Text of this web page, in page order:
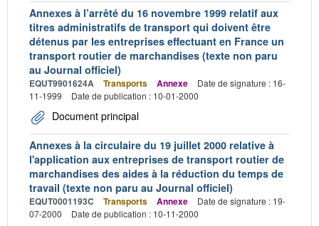
Annexes à l’arrêté du 16 novembre 1999 relatif aux
titres administratifs de transport qui doivent être
détenus par les entreprises effectuant en France un
transport routier de marchandises (texte non paru
au Journal officiel)
EQUT9901624A Transports Annexe
Date de signature : 16-
11-1999
Date de publication : 10-01-2000
Document principal
Annexes à la circulaire du 19 juillet 2000 relative à
l'application aux entreprises de transport routier de
marchandises des aides à la réduction du temps de
travail (texte non paru au Journal officiel)
EQUT0001193C Transports Annexe
Date de signature : 19-
07-2000
Date de publication : 10-11-2000